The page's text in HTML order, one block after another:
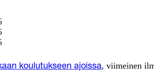
koulutukseen ajoissa, viimeinen